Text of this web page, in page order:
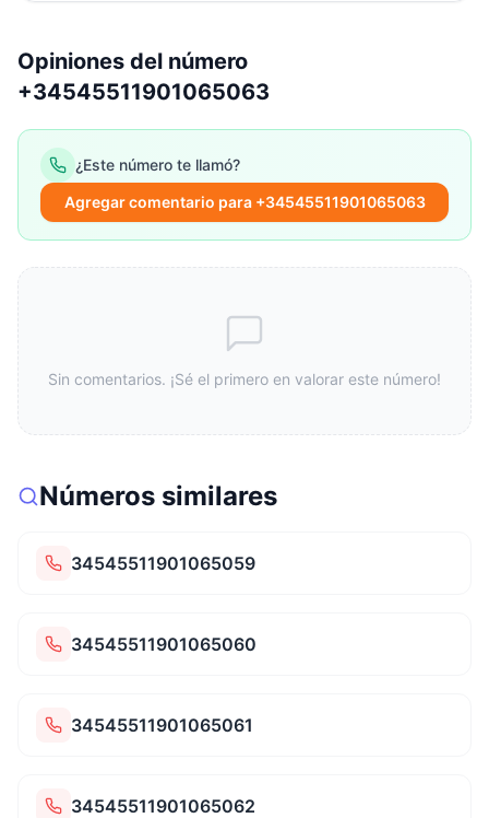
Opiniones del número
+34545511901065063
¿Este número te llamó?
Agregar comentario para +34545511901065063
Sin comentarios. ¡Sé el primero en valorar este número!
Números similares
34545511901065059
34545511901065060
34545511901065061
34545511901065062